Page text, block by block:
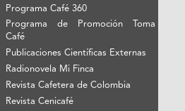
Programa Café 360
Programa de Promoción Toma
Café
Publicaciones Científicas Externas
Radionovela Mi Finca
Revista Cafetera de Colombia
Revista Cenicafé